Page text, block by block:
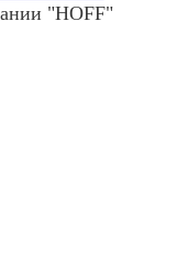
"HOFF"